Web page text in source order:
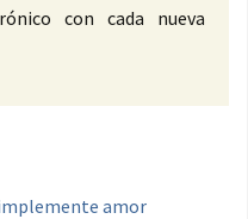
con cada nueva
amor